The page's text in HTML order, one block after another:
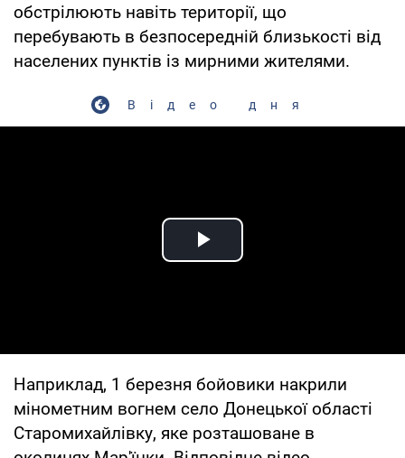
обстрілюють навіть території, що
перебувають в безпосередній близькості від
населених пунктів із мирними жителями.
Відео дня
Play Video
Наприклад, 1 березня бойовики накрили
мінометним вогнем село Донецької області
Старомихайлівку, яке розташоване в